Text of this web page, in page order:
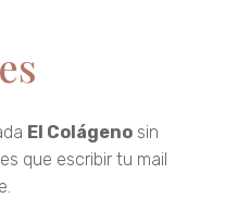
El Colágenosin
que escribir tu mail